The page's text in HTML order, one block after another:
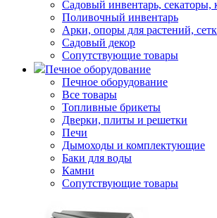
Садовый инвентарь, секаторы,
Поливочный инвентарь
Арки, опоры для растений,
Садовый декор
Сопутствующие товары
Печное оборудование
Печное оборудование
Все товары
Топливные брикеты
Дверки, плиты и решетки
Печи
Дымоходы и комплектующие
Баки для воды
Камни
Сопутствующие товары